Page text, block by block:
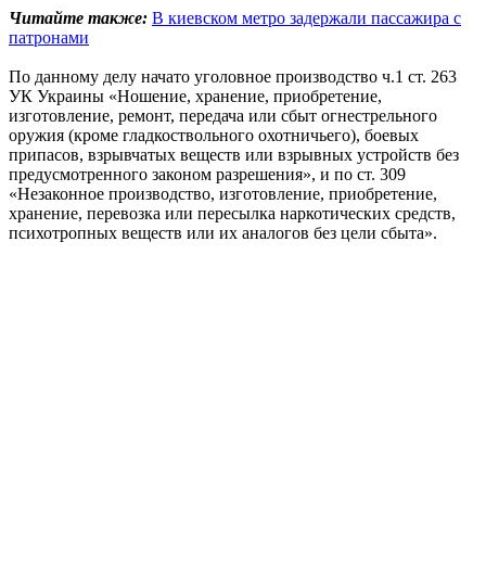
Читайте также: В киевском метро задержали пассажира с
патронами
По данному делу начато уголовное производство ч.1 ст. 263
УК Украины «Ношение, хранение, приобретение,
изготовление, ремонт, передача или сбыт огнестрельного
оружия (кроме гладкоствольного охотничьего), боевых
припасов, взрывчатых веществ или взрывных устройств без
предусмотренного законом разрешения», и по ст. 309
«Незаконное производство, изготовление, приобретение,
хранение, перевозка или пересылка наркотических средств,
психотропных веществ или их аналогов без цели сбыта».